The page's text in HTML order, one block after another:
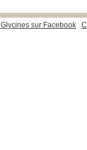
Glycines sur Facebook